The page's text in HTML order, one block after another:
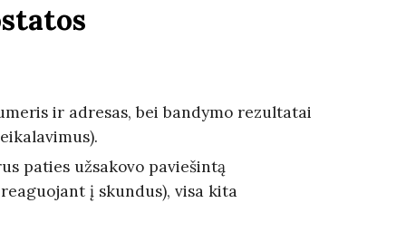
ir adresas, bei bandymo rezultatai
paties užsakovo paviešintą
į skundus), visa kita